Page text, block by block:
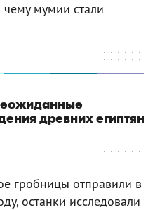
мумии стали
древних египтян
гробницы отправили в
останки исследовали